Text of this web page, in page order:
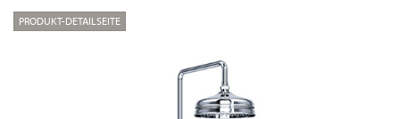
PRODUKT-DETAILSEITE